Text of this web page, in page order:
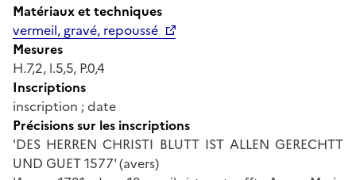
Matériaux et techniques
vermeil, gravé, repoussé
Mesures
H.7,2, l.5,5, P.0,4
Inscriptions
inscription ; date
Précisions sur les inscriptions
'DES HERREN CHRISTI BLUTT IST ALLEN GERECHTT
UND GUET 1577' (avers)